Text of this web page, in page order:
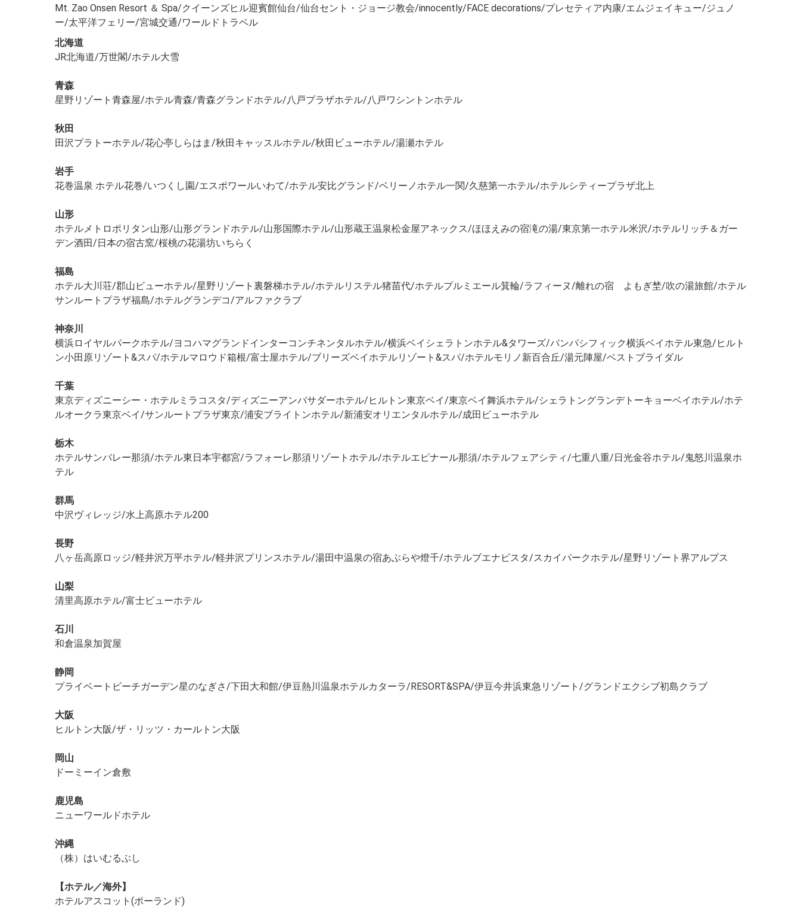
Mt. Zao Onsen Resort ＆ Spa/クイーンズヒル迎賓館仙台/仙台セント・ジョージ教会/innocently/FACE decorations/プレセティア内康/エムジェイキュー/ジュノ
ー/太平洋フェリー/宮城交通/ワールドトラベル
北海道
JR北海道/万世閣/ホテル大雪
青森
星野リゾート青森屋/ホテル青森/青森グランドホテル/八戸プラザホテル/八戸ワシントンホテル
秋田
田沢プラトーホテル/花心亭しらはま/秋田キャッスルホテル/秋田ビューホテル/湯瀬ホテル
岩手
花巻温泉 ホテル花巻/いつくし園/エスポワールいわて/ホテル安比グランド/ベリーノホテル一関/久慈第一ホテル/ホテルシティープラザ北上
山形
ホテルメトロポリタン山形/山形グランドホテル/山形国際ホテル/山形蔵王温泉松金屋アネックス/ほほえみの宿滝の湯/東京第一ホテル米沢/ホテルリッチ＆ガー
デン酒田/日本の宿古窯/桜桃の花湯坊いちらく
福島
ホテル大川荘/郡山ビューホテル/星野リゾート裏磐梯ホテル/ホテルリステル猪苗代/ホテルプルミエール箕輪/ラフィーヌ/離れの宿 よもぎ埜/吹の湯旅館/ホテル
サンルートプラザ福島/ホテルグランデコ/アルファクラブ
神奈川
横浜ロイヤルパークホテル/ヨコハマグランドインターコンチネンタルホテル/横浜ベイシェラトンホテル&タワーズ/パンパシフィック横浜ベイホテル東急/ヒルト
ン小田原リゾート&スパ/ホテルマロウド箱根/富士屋ホテル/ブリーズベイホテルリゾート&スパ/ホテルモリノ新百合丘/湯元陣屋/ベストブライダル
千葉
東京ディズニーシー・ホテルミラコスタ/ディズニーアンバサダーホテル/ヒルトン東京ベイ/東京ベイ舞浜ホテル/シェラトングランデトーキョーベイホテル/ホテ
ルオークラ東京ベイ/サンルートプラザ東京/浦安ブライトンホテル/新浦安オリエンタルホテル/成田ビューホテル
栃木
ホテルサンバレー那須/ホテル東日本宇都宮/ラフォーレ那須リゾートホテル/ホテルエピナール那須/ホテルフェアシティ/七重八重/日光金谷ホテル/鬼怒川温泉ホ
テル
群馬
中沢ヴィレッジ/水上高原ホテル200
長野
八ヶ岳高原ロッジ/軽井沢万平ホテル/軽井沢プリンスホテル/湯田中温泉の宿あぶらや燈千/ホテルブエナビスタ/スカイパークホテル/星野リゾート界アルプス
山梨
清里高原ホテル/富士ビューホテル
石川
和倉温泉加賀屋
静岡
プライベートビーチガーデン星のなぎさ/下田大和館/伊豆熱川温泉ホテルカターラ/RESORT&SPA/伊豆今井浜東急リゾート/グランドエクシブ初島クラブ
大阪
ヒルトン大阪/ザ・リッツ・カールトン大阪
岡山
ドーミーイン倉敷
鹿児島
ニューワールドホテル
沖縄
（株）はいむるぶし
【ホテル／海外】
ホテルアスコット(ポーランド)